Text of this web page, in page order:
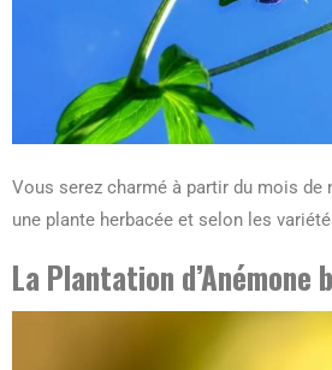
Vous serez charmé à partir du mois
une plante herbacée et selon les
La Plantation d’Anémone